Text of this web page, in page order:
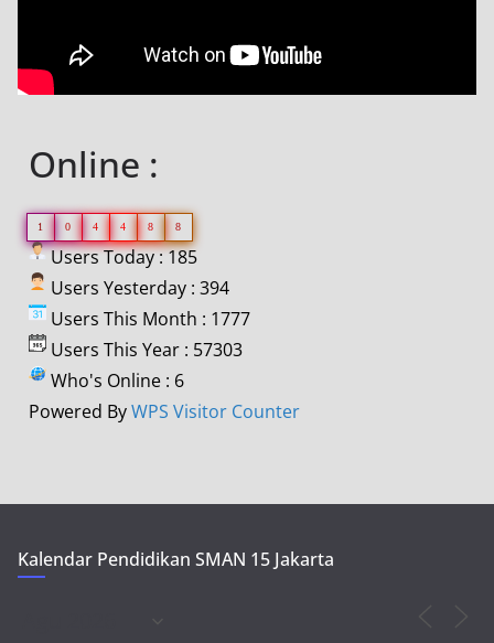
Online :
1 0 4 4 8 8
Users Today : 185
Users Yesterday : 394
Users This Month : 1777
Users This Year : 57303
Who's Online : 6
Powered ByWPS Visitor Counter
Kalendar Pendidikan SMAN 15 Jakarta